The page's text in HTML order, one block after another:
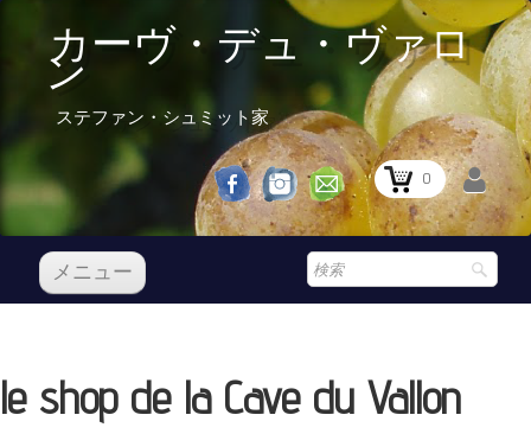
カーヴ・デュ・ヴァロ
ン
ステファン・シュミット家
0
メニュー
Boutique▼
le shop de la Cave du Vallon